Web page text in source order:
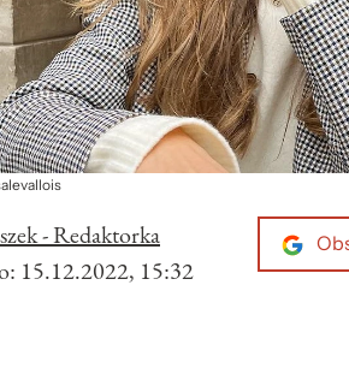
- Redaktorka
15.12.2022, 15:32